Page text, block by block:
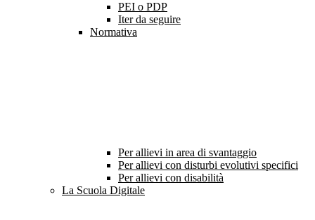
PEI o PDP
Iter da seguire
Normativa
Per allievi in area di svantaggio
Per allievi con disturbi evolutivi specifici
Per allievi con disabilità
La Scuola Digitale